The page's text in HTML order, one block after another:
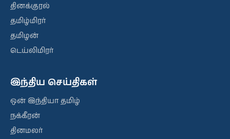
தினக்குரல்
தமிழ்மிரர்
தமிழன்
டெய்லிமிரர்
இந்திய செய்திகள்
ஒன் இந்தியா தமிழ்
நக்கீரன்
தினமலர்